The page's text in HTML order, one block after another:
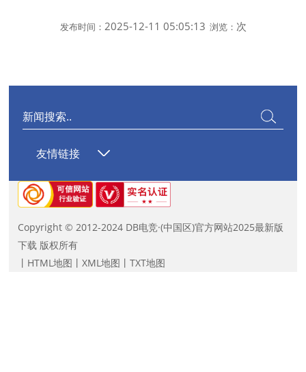
发布时间： 2025-12-11 05:05:13 浏览： 次
友情链接
Copyright © 2012-2024 DB电竞·(中国区)官方网站2025最新版
下载 版权所有
丨 HTML地图 丨XML地图 丨TXT地图